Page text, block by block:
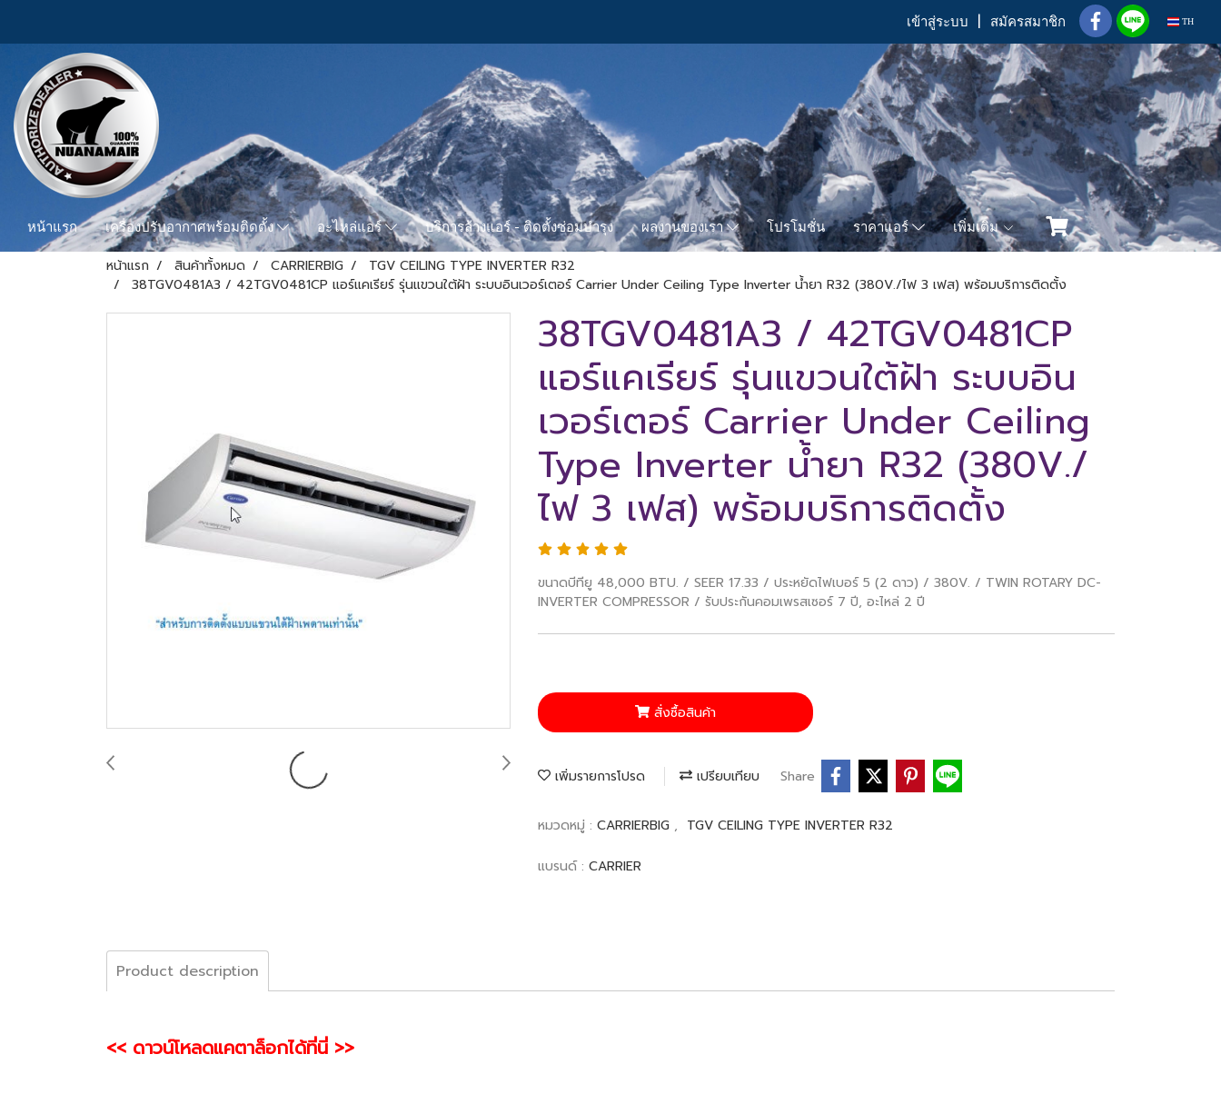
เข้าสู่ระบบ สมัครสมาชิก TH
หน้าแรก เครื่องปรับอากาศพร้อมติดตั้ง อะไหล่แอร์ บริการล้างแอร์ - ติดตั้งซ่อมบำรุง ผลงานของเรา โปรโมชั่น ราคาแอร์ เพิ่มเติม
หน้าแรก สินค้าทั้งหมด CARRIERBIG
TGV CEILING TYPE INVERTER R32
38TGV0481A3 / 42TGV0481CP แอร์แคเรียร์ รุ่นแขวนใต้ฝ้า ระบบอินเวอร์เตอร์ Carrier Under Ceiling Type Inverter น้ำยา R32 (380V./ไฟ 3 เฟส) พร้อมบริการติดตั้ง
38TGV0481A3 / 42TGV0481CP
แอร์แคเรียร์ รุ่นแขวนใต้ฝ้า ระบบอิน
เวอร์เตอร์ Carrier Under Ceiling
Type Inverter น้ำยา R32 (380V./
ไฟ 3 เฟส) พร้อมบริการติดตั้ง
ขนาดบีทียู 48,000 BTU. / SEER 17.33 / ประหยัดไฟเบอร์ 5 (2 ดาว) / 380V. / TWIN ROTARY DC-
INVERTER COMPRESSOR / รับประกันคอมเพรสเซอร์ 7 ปี, อะไหล่ 2 ปี
สั่งซื้อสินค้า
เพิ่มรายการโปรด เปรียบเทียบ Share
หมวดหมู่ : CARRIERBIG , TGV CEILING TYPE INVERTER R32
แบรนด์ : CARRIER
Product description
<< ดาวน์โหลดแคตาล็อกได้ที่นี่ >>